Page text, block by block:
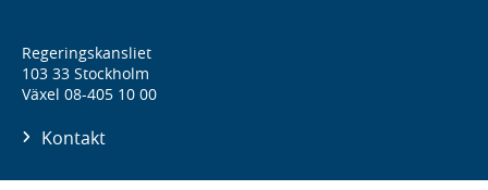
Regeringskansliet
103 33 Stockholm
Växel 08-405 10 00
Kontakt